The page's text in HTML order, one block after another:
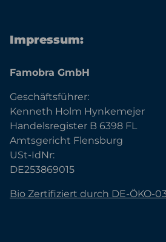
Impressum:
Famobra GmbH
Geschäftsführer:
Kenneth Holm Hynkemejer
Handelsregister B 6398 FL
Amtsgericht Flensburg
USt-IdNr:
DE253869015
Bio Zertifiziert durch DE-ÖKO-